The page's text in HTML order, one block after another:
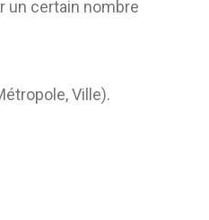
un certain nombre
Ville).